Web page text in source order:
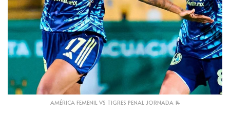
AMÉRICA FEMENIL VS TIGRES PENAL JORNADA 14